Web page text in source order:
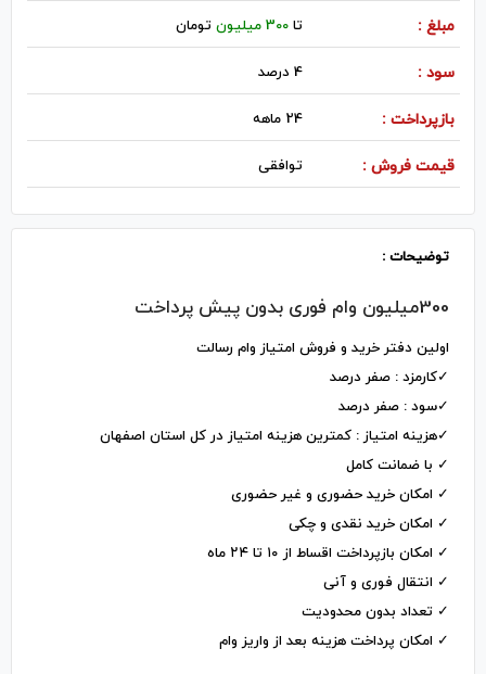
مبلغ : تا300 میلیون تومان
سود : 4 درصد
بازپرداخت : 24 ماهه
قیمت فروش : توافقی
توضیحات :
300میلیون وام فوری بدون پیش پرداخت
اولین دفتر خرید و فروش امتیاز وام رسالت
✓کارمزد : صفر درصد
✓سود : صفر درصد
✓هزینه امتیاز : کمترین هزینه امتیاز در کل استان اصفهان
✓ با ضمانت کامل
✓ امکان خرید حضوری و غیر حضوری
✓ امکان خرید نقدی و چکی
✓ امکان بازپرداخت اقساط از ۱۰ تا ۲۴ ماه
✓ انتقال فوری و آنی
✓ تعداد بدون محدودیت
✓ امکان پرداخت هزینه بعد از واریز وام